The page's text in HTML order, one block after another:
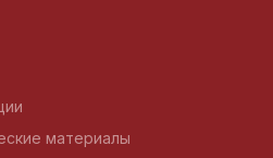
материалы